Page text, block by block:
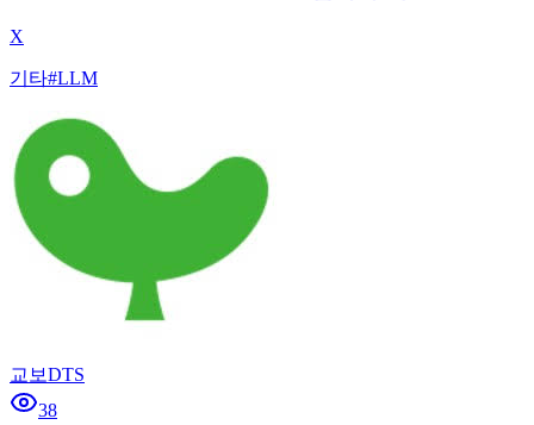
X
기타#LLM
교보DTS
38